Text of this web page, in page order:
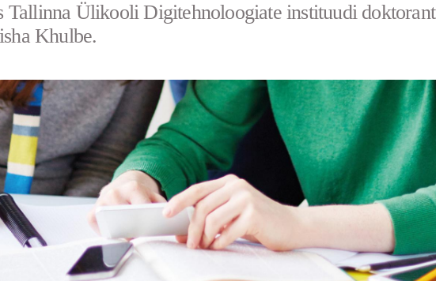
Tallinna Ülikooli Digitehnoloogiate instituudi doktorant
Khulbe.